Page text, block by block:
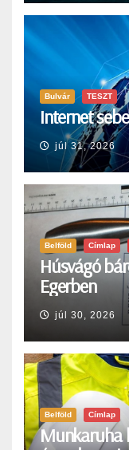
Bulvár TESZT
Internet
júl 31, 2026
Belföld Címlap
Húsvágó
Egerben
júl 30, 2026
Belföld Címlap
Munkaruha